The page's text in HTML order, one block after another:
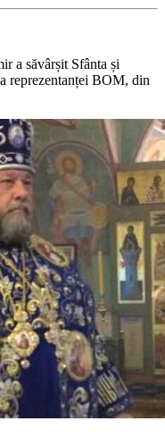
a săvârșit Sfânta și
reprezentanței BOM, din